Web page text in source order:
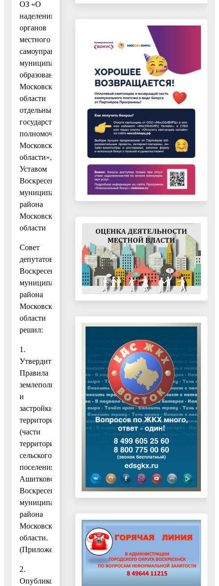
ОЗ «О
наделении
органов
местного
самоуправления
муниципальных
образований
Московской
области
отдельными
государственными
полномочиями
Московской
области»,
Уставом
Воскресенского
муниципального
района
Московской
области
Совет
депутатов
Воскресенского
муниципального
района
Московской
области
решил:
1.
Утвердить
Правила
землепользования
и
застройки
территории
(части
территории)
сельского
поселения
Ашитковское
Воскресенского
муниципального
района
Московской
области.
(Приложение).
2.
Опубликовать